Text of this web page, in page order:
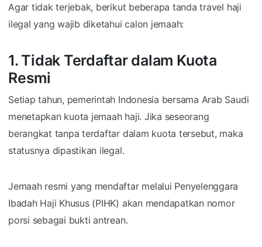
Agar tidak terjebak, berikut beberapa tanda travel haji
ilegal yang wajib diketahui calon jemaah:
1. Tidak Terdaftar dalam Kuota
Resmi
Setiap tahun, pemerintah Indonesia bersama Arab Saudi
menetapkan kuota jemaah haji. Jika seseorang
berangkat tanpa terdaftar dalam kuota tersebut, maka
statusnya dipastikan ilegal.
Jemaah resmi yang mendaftar melalui Penyelenggara
Ibadah Haji Khusus (PIHK) akan mendapatkan nomor
porsi sebagai bukti antrean.